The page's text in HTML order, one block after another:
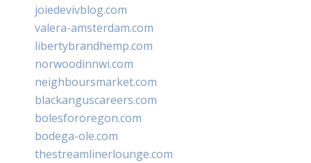
joiedevivblog.com
valera-amsterdam.com
libertybrandhemp.com
norwoodinnwi.com
neighboursmarket.com
blackanguscareers.com
bolesfororegon.com
bodega-ole.com
thestreamlinerlounge.com